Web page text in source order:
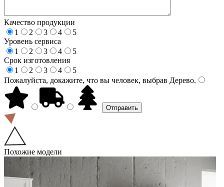
Качество продукции
1
2 3 4
5
Уровень сервиса
1
2 3 4
5
Срок изготовления
1
2 3 4
5
Пожалуйста, докажите, что вы человек, выбрав Дерево.
Похожие модели